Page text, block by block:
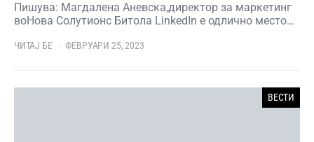
Пишува: Магдалена Аневска,директор за маркетинг
воНова Солутионс Битола LinkedIn е одлично место…
ЧИТАЈ БЕ ФЕВРУАРИ 25, 2023
ВЕСТИ